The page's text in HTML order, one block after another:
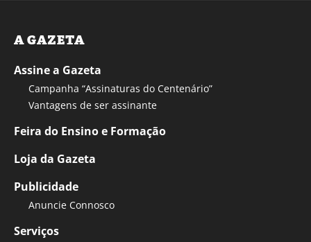
A GAZETA
Assine a Gazeta
Campanha “Assinaturas do Centenário”
Vantagens de ser assinante
Feira do Ensino e Formação
Loja da Gazeta
Publicidade
Anuncie Connosco
Serviços